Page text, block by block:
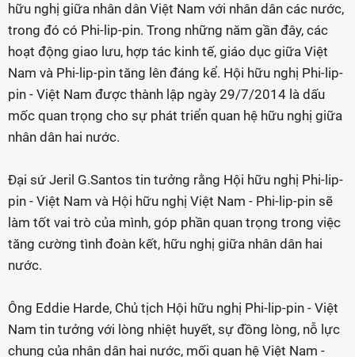
hữu nghị giữa nhân dân Việt Nam với nhân dân các nước,
trong đó có Phi-lip-pin. Trong những năm gần đây, các
hoạt động giao lưu, hợp tác kinh tế, giáo dục giữa Việt
Nam và Phi-lip-pin tăng lên đáng kể. Hội hữu nghị Phi-lip-
pin - Việt Nam được thành lập ngày 29/7/2014 là dấu
mốc quan trọng cho sự phát triển quan hệ hữu nghị giữa
nhân dân hai nước.
Đại sứ Jeril G.Santos tin tưởng rằng Hội hữu nghị Phi-lip-
pin - Việt Nam và Hội hữu nghị Việt Nam - Phi-lip-pin sẽ
làm tốt vai trò của mình, góp phần quan trọng trong việc
tăng cường tình đoàn kết, hữu nghị giữa nhân dân hai
nước.
Ông Eddie Harde, Chủ tịch Hội hữu nghị Phi-lip-pin - Việt
Nam tin tưởng với lòng nhiệt huyết, sự đồng lòng, nỗ lực
chung của nhân dân hai nước, mối quan hệ Việt Nam -